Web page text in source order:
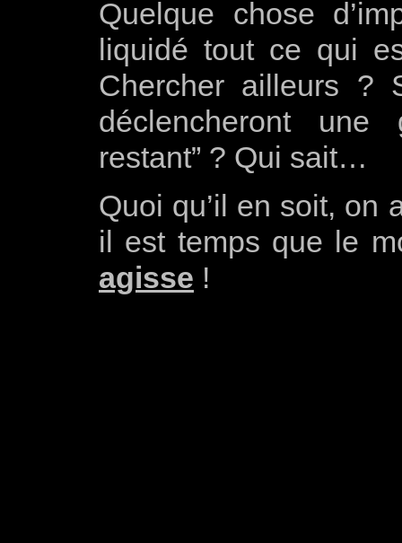
Quelque chose
liquidé tout ce qui
Chercher ailleurs ?
déclencheront
restant” ? Qui sait…
Quoi qu’il en soit, on
il est temps que le
agisse !